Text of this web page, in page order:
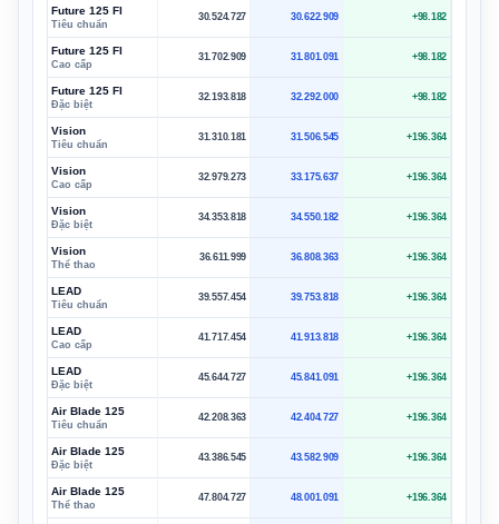
Future 125 FI
Tiêu chuẩn
30.524.727 30.622.909 +98.182
Future 125 FI
Cao cấp
31.702.909 31.801.091 +98.182
Future 125 FI
Đặc biệt
32.193.818 32.292.000 +98.182
Vision
Tiêu chuẩn
31.310.181 31.506.545 +196.364
Vision
Cao cấp
32.979.273 33.175.637 +196.364
Vision
Đặc biệt
34.353.818 34.550.182 +196.364
Vision
Thể thao
36.611.999 36.808.363 +196.364
LEAD
Tiêu chuẩn
39.557.454 39.753.818 +196.364
LEAD
Cao cấp
41.717.454 41.913.818 +196.364
LEAD
Đặc biệt
45.644.727 45.841.091 +196.364
Air Blade 125
Tiêu chuẩn
42.208.363 42.404.727 +196.364
Air Blade 125
Đặc biệt
43.386.545 43.582.909 +196.364
Air Blade 125
Thể thao
47.804.727 48.001.091 +196.364